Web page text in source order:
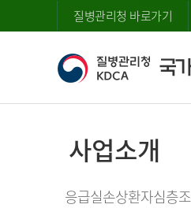
질병관리청 바로가기
사업소개
응급실손상환자심층